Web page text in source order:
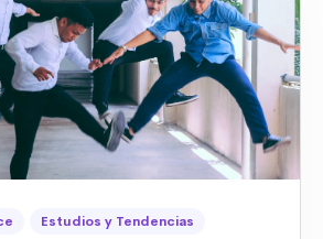
Estudios y Tendencias